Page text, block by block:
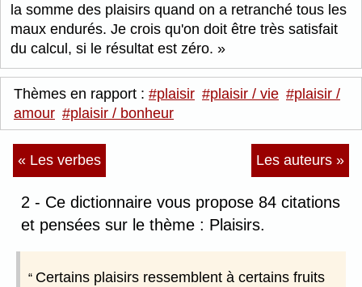
la somme des plaisirs quand on a retranché tous les
maux endurés. Je crois qu'on doit être très satisfait
du calcul, si le résultat est zéro.
Thèmes en rapport : #plaisir #plaisir / vie #plaisir /
amour #plaisir / bonheur
« Les verbes Les auteurs »
2 - Ce dictionnaire vous propose 84 citations
et pensées sur le thème : Plaisirs.
Certains plaisirs ressemblent à certains fruits